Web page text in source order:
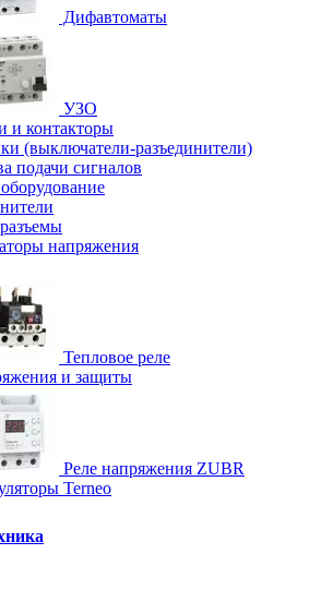
Дифавтоматы
УЗО
и контакторы
(выключатели-разъединители)
подачи сигналов
напряжения
Тепловое реле
и защиты
Реле напряжения ZUBR
Terneo